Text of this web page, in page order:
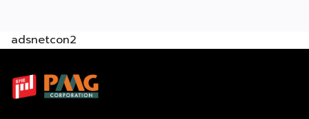
ผู้คนพลุกพล่อน เช่น ตลาดนัด แหล่งชุมชน ย่านธุรกิจ ย่าน
ได้มาก มีแหล่งซื้อวัตถุดิบ สิ่งสำคัญที่สุด คือ ปลา เราควรจะมี
แหล่งซื้อวัตถุดิบที่ดีสดใหม่ ไม่ว่าจะเป็น ปลานิล ปลาทับทิม ปลา
adsnetcon2